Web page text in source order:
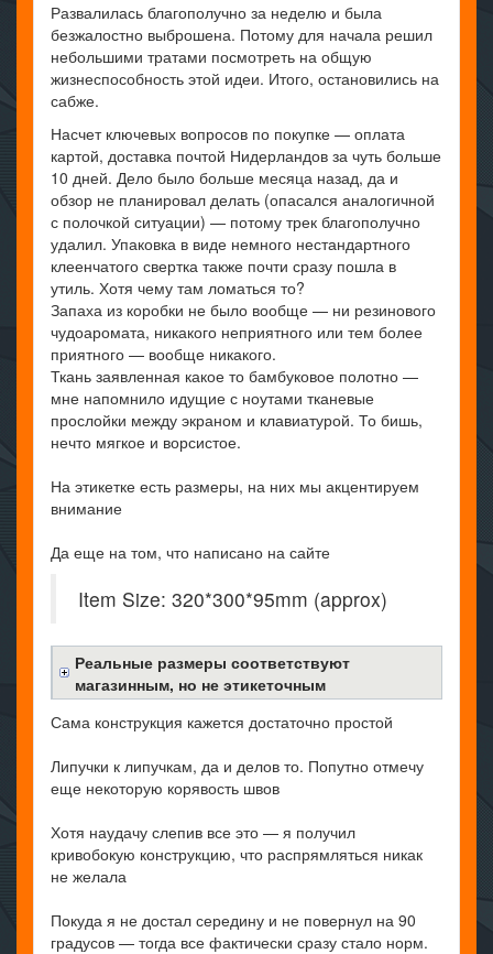
Развалилась благополучно за неделю и была
безжалостно выброшена. Потому для начала решил
небольшими тратами посмотреть на общую
жизнеспособность этой идеи. Итого, остановились на
сабже.
Насчет ключевых вопросов по покупке — оплата
картой, доставка почтой Нидерландов за чуть больше
10 дней. Дело было больше месяца назад, да и
обзор не планировал делать (опасался аналогичной
с полочкой ситуации) — потому трек благополучно
удалил. Упаковка в виде немного нестандартного
клеенчатого свертка также почти сразу пошла в
утиль. Хотя чему там ломаться то?
Запаха из коробки не было вообще — ни резинового
чудоаромата, никакого неприятного или тем более
приятного — вообще никакого.
Ткань заявленная какое то бамбуковое полотно —
мне напомнило идущие с ноутами тканевые
прослойки между экраном и клавиатурой. То бишь,
нечто мягкое и ворсистое.
На этикетке есть размеры, на них мы акцентируем
внимание
Да еще на том, что написано на сайте
Item Size: 320*300*95mm (approx)
Реальные размеры соответствуют
магазинным, но не этикеточным
Сама конструкция кажется достаточно простой
Липучки к липучкам, да и делов то. Попутно отмечу
еще некоторую корявость швов
Хотя наудачу слепив все это — я получил
кривобокую конструкцию, что распрямляться никак
не желала
Покуда я не достал середину и не повернул на 90
градусов — тогда все фактически сразу стало норм.